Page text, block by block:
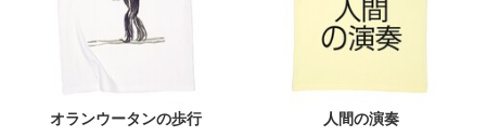
オランウータンの歩行 人間の演奏